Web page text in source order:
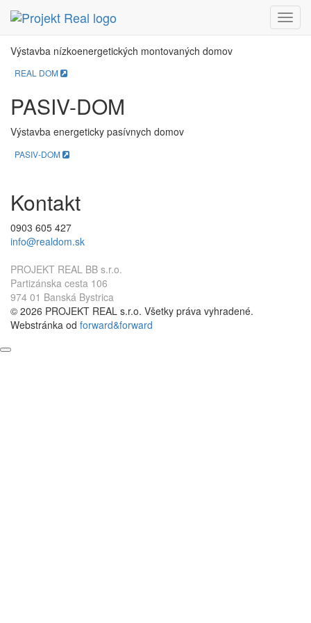
Menu
REAL DOM
Výstavba nízkoenergetických montovaných domov
REAL DOM
PASIV-DOM
Výstavba energeticky pasívnych domov
PASIV-DOM
Kontakt
0903 605 427
info@realdom.sk
PROJEKT REAL BB s.r.o.
Partizánska cesta 106
974 01 Banská Bystrica
© 2026 PROJEKT REAL s.r.o. Všetky práva vyhradené.
Webstránka od forward&forward